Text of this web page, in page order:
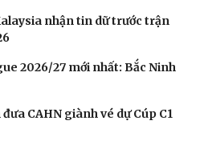
nhận tin dữ trước trận
2026/27 mới nhất: Bắc Ninh
CAHN giành vé dự Cúp C1